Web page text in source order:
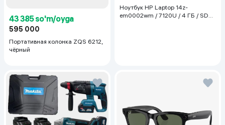
43 385 so'm/oyga
595 000
Портативная колонка ZQS 6212,
чёрный
Ноутбук HP Laptop 14z-
em0002wm / 7120U / 4 ГБ / SDD